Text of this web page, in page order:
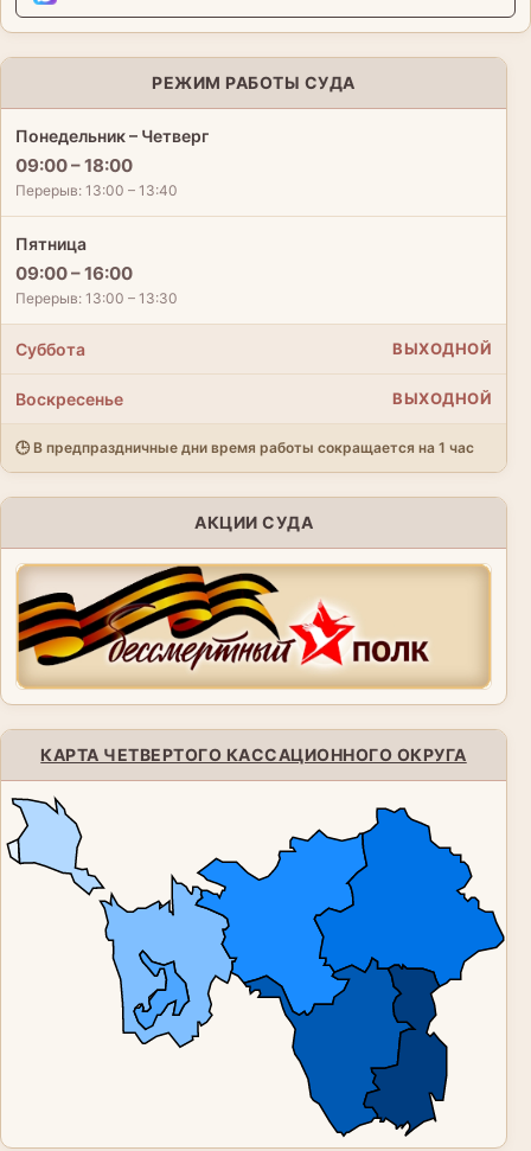
РЕЖИМ РАБОТЫ СУДА
Понедельник – Четверг
09:00 – 18:00
Перерыв: 13:00 – 13:40
Пятница
09:00 – 16:00
Перерыв: 13:00 – 13:30
Суббота ВЫХОДНОЙ
Воскресенье ВЫХОДНОЙ
🕒 В предпраздничные дни время работы сокращается на 1 час
АКЦИИ СУДА
КАРТА ЧЕТВЕРТОГО КАССАЦИОННОГО ОКРУГА